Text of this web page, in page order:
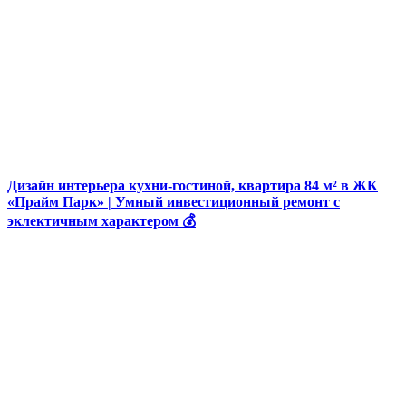
Дизайн интерьера кухни-гостиной, квартира 84 м² в ЖК
«Прайм Парк» | Умный инвестиционный ремонт с
эклектичным характером 💰